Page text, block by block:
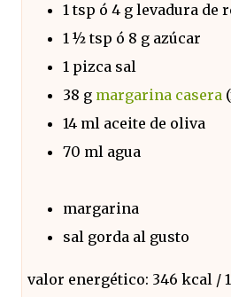
1 tsp ó 4 g levadura de
1 ½ tsp ó 8 g azúcar
1 pizca sal
38 g margarina casera
14 ml aceite de oliva
70 ml agua
margarina
sal gorda al gusto
valor energético: 346 kcal /